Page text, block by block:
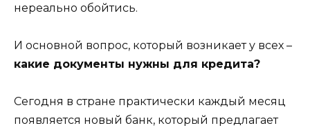
нереально обойтись.
И основной вопрос, который возникает у всех –
какие документы нужны для кредита?
Сегодня в стране практически каждый месяц
появляется новый банк, который предлагает